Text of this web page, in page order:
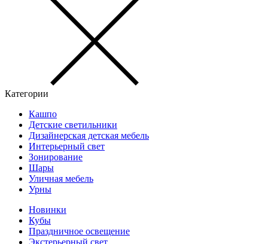
Категории
Кашпо
Детские светильники
Дизайнерская детская мебель
Интерьерный свет
Зонирование
Шары
Уличная мебель
Урны
Новинки
Кубы
Праздничное освещение
Экстерьерный свет